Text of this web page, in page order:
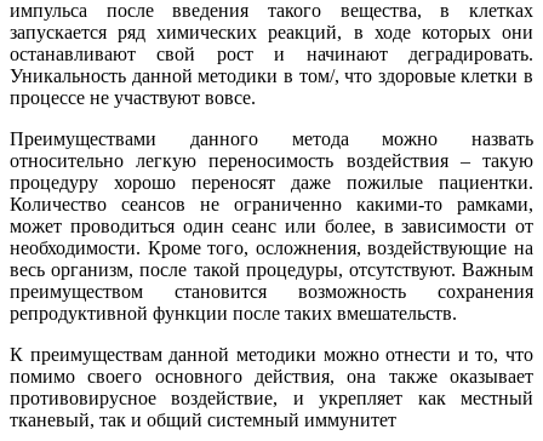
импульса после введения такого вещества, в клетках
запускается ряд химических реакций, в ходе которых они
останавливают свой рост и начинают деградировать.
Уникальность данной методики в том/, что здоровые клетки в
процессе не участвуют вовсе.
Преимуществами данного метода можно назвать
относительно легкую переносимость воздействия – такую
процедуру хорошо переносят даже пожилые пациентки.
Количество сеансов не ограниченно какими-то рамками,
может проводиться один сеанс или более, в зависимости от
необходимости. Кроме того, осложнения, воздействующие на
весь организм, после такой процедуры, отсутствуют. Важным
преимуществом становится возможность сохранения
репродуктивной функции после таких вмешательств.
К преимуществам данной методики можно отнести и то, что
помимо своего основного действия, она также оказывает
противовирусное воздействие, и укрепляет как местный
тканевый, так и общий системный иммунитет